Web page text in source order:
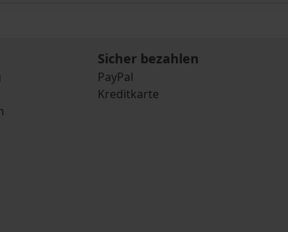
Sicher bezahlen
PayPal
Kreditkarte